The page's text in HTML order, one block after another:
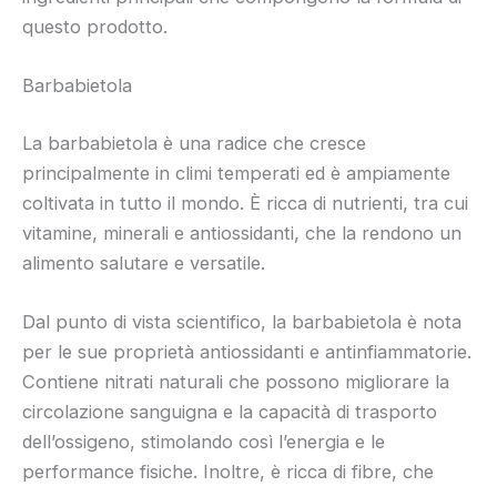
questo prodotto.
Barbabietola
La barbabietola è una radice che cresce
principalmente in climi temperati ed è ampiamente
coltivata in tutto il mondo. È ricca di nutrienti, tra cui
vitamine, minerali e antiossidanti, che la rendono un
alimento salutare e versatile.
Dal punto di vista scientifico, la barbabietola è nota
per le sue proprietà antiossidanti e antinfiammatorie.
Contiene nitrati naturali che possono migliorare la
circolazione sanguigna e la capacità di trasporto
dell’ossigeno, stimolando così l’energia e le
performance fisiche. Inoltre, è ricca di fibre, che